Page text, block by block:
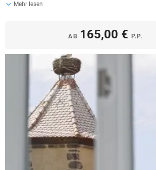
Mehr lesen
AB 165,00 € P.P.